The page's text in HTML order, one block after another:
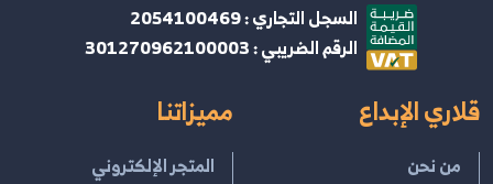
السجل التجاري : 2054100469
الرقم الضريبي : 301270962100003
قلاري الإبداع
من نحن
مميزاتنا
المتجر الإلكتروني